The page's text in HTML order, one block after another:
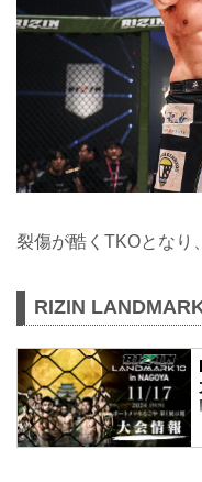
裂傷が酷くTKOとなり
RIZIN